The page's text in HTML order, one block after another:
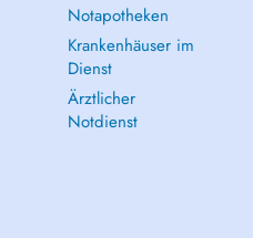
Notapotheken
Krankenhäuser im
Dienst
Ärztlicher
Notdienst